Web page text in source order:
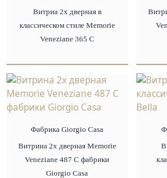
Витриа 2х дверная в
классическом стиле Memorie
Veneziane 365 C
Фабрика Giorgio Сasa
Витрина 2х дверная Memorie
Veneziane 487 C фабрики
Giorgio Casa